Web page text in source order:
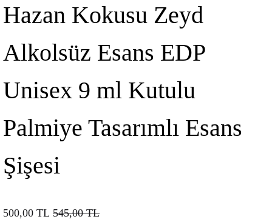
Hazan Kokusu Zeyd
Alkolsüz Esans EDP
Unisex 9 ml Kutulu
Palmiye Tasarımlı Esans
Şişesi
500,00 TL 545,00TL